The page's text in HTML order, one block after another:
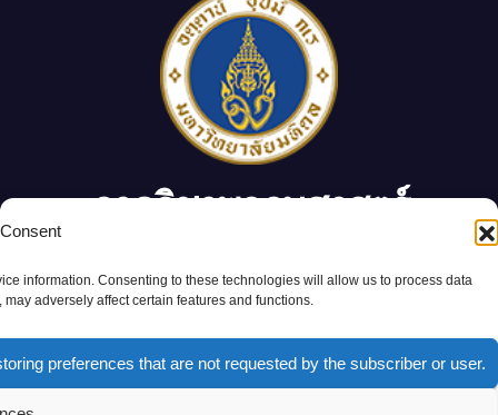
information. Consenting to these technologies will allow us to process data
adversely affect certain features and functions.
preferences that are not requested by the subscriber or user.
ภาควิชาพฤกษศาสตร์
ภาควิชาพฤกษศาสตร์ คณะวิทยาศาสตร์ มหาวิทยาลัยมหิดล
Proudly powered by WordPress Theme: Newsup by Themeansar